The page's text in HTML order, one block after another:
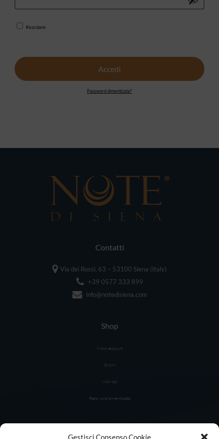
Gestisci Consenso Cookie
carrello.
Go to shop
Ricordami
Accedi
Password dimenticata?
Contatti
Via dei Rossi, 63 – 53100 Siena (Italy)
+39 0577 333 899
info@notedisiena.com
Shop
Il mio account
Ordini
Indirizzi
Password dimenticata